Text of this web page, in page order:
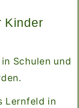
Kinder
Schulen und
Lernfeld in